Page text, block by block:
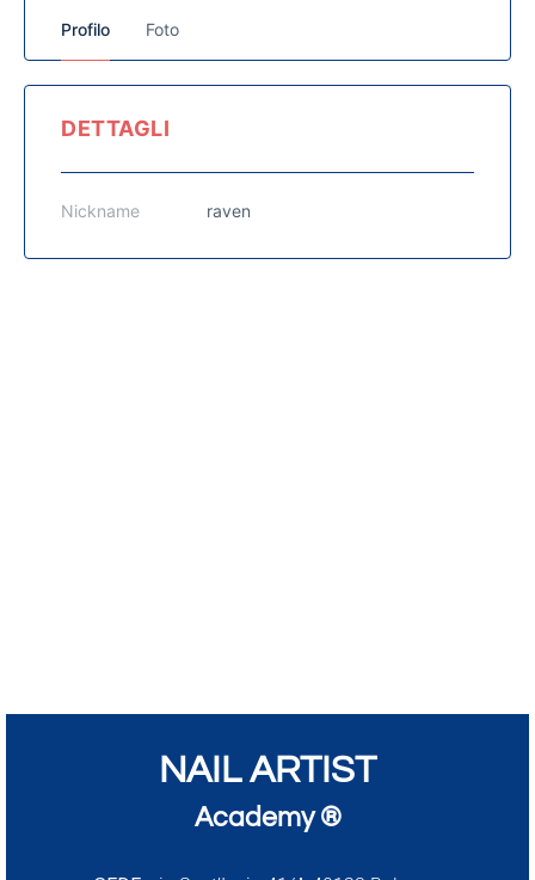
Profilo Foto
DETTAGLI
Nickname raven
NAIL ARTIST
Academy ®